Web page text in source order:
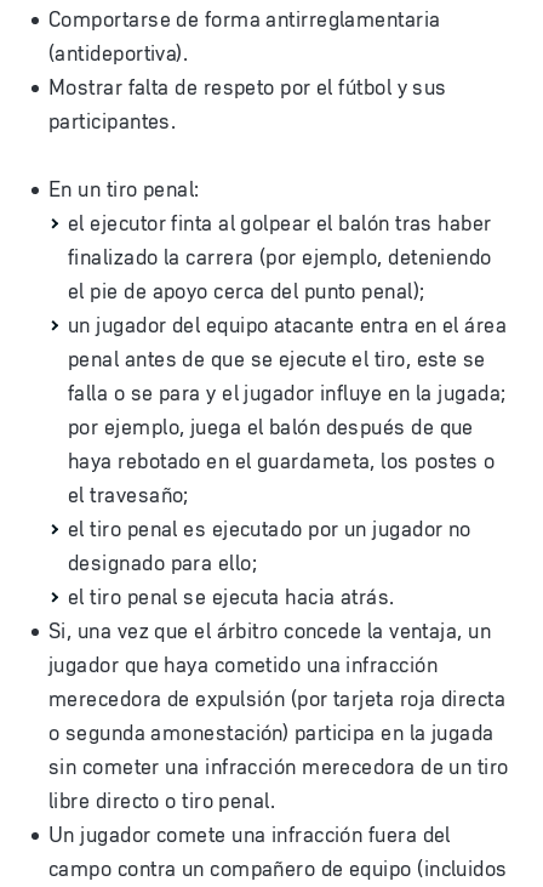
Comportarse de forma antirreglamentaria
(antideportiva).
Mostrar falta de respeto por el fútbol y sus
participantes.
En un tiro penal:
el ejecutor finta al golpear el balón tras haber
finalizado la carrera (por ejemplo, deteniendo
el pie de apoyo cerca del punto penal);
un jugador del equipo atacante entra en el área
penal antes de que se ejecute el tiro, este se
falla o se para y el jugador influye en la jugada;
por ejemplo, juega el balón después de que
haya rebotado en el guardameta, los postes o
el travesaño;
el tiro penal es ejecutado por un jugador no
designado para ello;
el tiro penal se ejecuta hacia atrás.
Si, una vez que el árbitro concede la ventaja, un
jugador que haya cometido una infracción
merecedora de expulsión (por tarjeta roja directa
o segunda amonestación) participa en la jugada
sin cometer una infracción merecedora de un tiro
libre directo o tiro penal.
Un jugador comete una infracción fuera del
campo contra un compañero de equipo (incluidos